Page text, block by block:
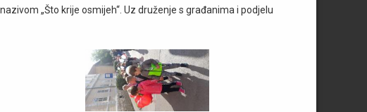
„Što krije osmijeh“. Uz druženje s građanima i podjelu